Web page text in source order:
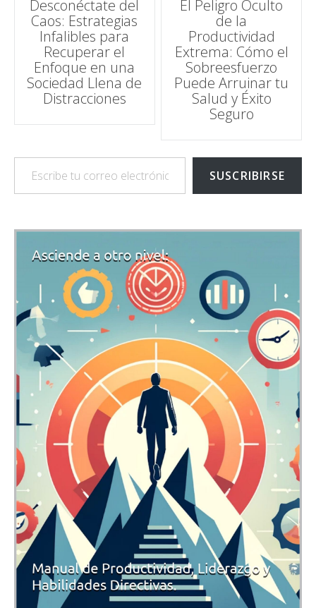
de
entradas
Desconéctate del
Caos: Estrategias
Infalibles para
Recuperar el
Enfoque en una
Sociedad Llena de
Distracciones
El Peligro Oculto
de la
Productividad
Extrema: Cómo el
Sobreesfuerzo
Puede Arruinar tu
Salud y Éxito
Seguro
Escribe tu correo electrónico…
SUSCRIBIRSE